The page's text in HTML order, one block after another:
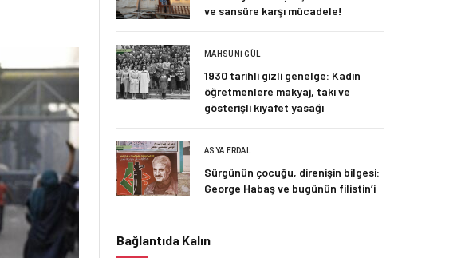
ve sansüre karşı mücadele!
MAHSUNI GÜL
1930 tarihli gizli genelge: Kadın
öğretmenlere makyaj, takı ve
gösterişli kıyafet yasağı
ASYA ERDAL
Sürgünün çocuğu, direnişin bilgesi:
George Habaş ve bugünün filistin’i
Bağlantıda Kalın